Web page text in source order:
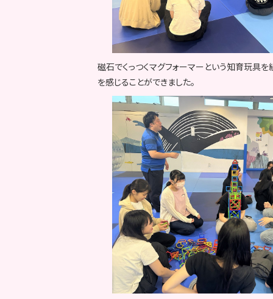
磁石でくっつくマグフォーマーという知育玩具
を感じることができました。